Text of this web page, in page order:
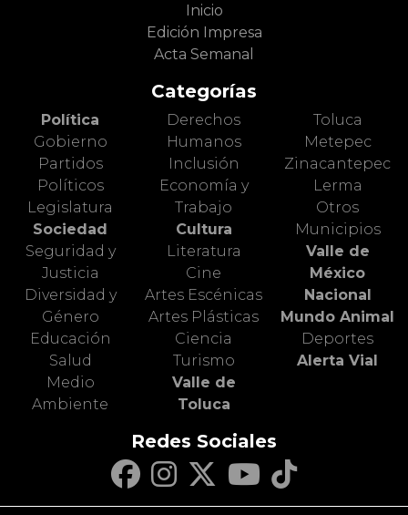
Inicio
Edición Impresa
Acta Semanal
Categorías
Política
Gobierno
Partidos
Políticos
Legislatura
Sociedad
Seguridad y
Justicia
Diversidad y
Género
Educación
Salud
Medio
Ambiente
Derechos
Humanos
Inclusión
Economía y
Trabajo
Cultura
Literatura
Cine
Artes Escénicas
Artes Plásticas
Ciencia
Turismo
Valle de
Toluca
Toluca
Metepec
Zinacantepec
Lerma
Otros
Municipios
Valle de
México
Nacional
Mundo Animal
Deportes
Alerta Vial
Redes Sociales